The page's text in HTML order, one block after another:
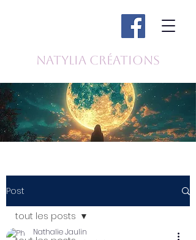
Natylia Créations
Post
tout les posts
Nathalie Jaulin